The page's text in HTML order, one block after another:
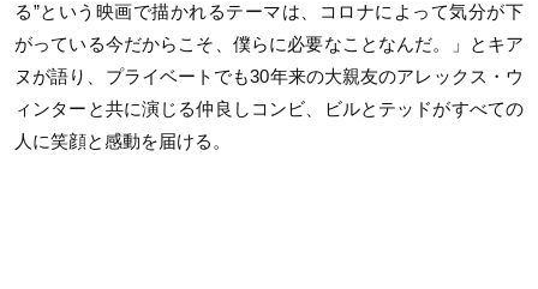
る”という映画で描かれるテーマは、コロナによって気分が下
がっている今だからこそ、僕らに必要なことなんだ。」とキア
ヌが語り、プライベートでも30年来の大親友のアレックス・ウ
ィンターと共に演じる仲良しコンビ、ビルとテッドがすべての
人に笑顔と感動を届ける。